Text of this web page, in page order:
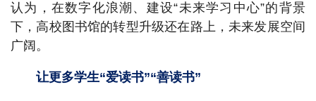
认为，在数字化浪潮、建设“未来学习中心”的背景
下，高校图书馆的转型升级还在路上，未来发展空间
广阔。
让更多学生“爱读书”“善读书”